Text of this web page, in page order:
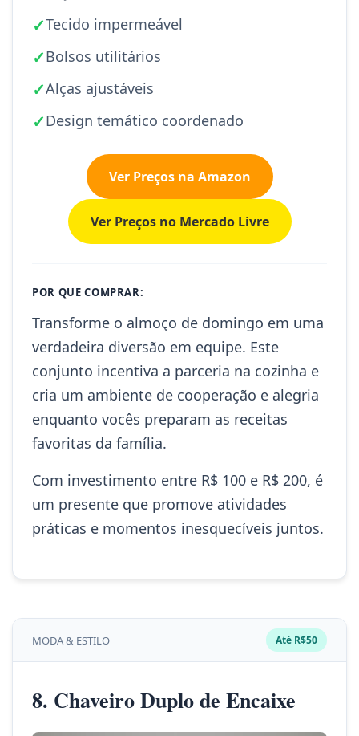
✓Tecido impermeável
✓Bolsos utilitários
✓Alças ajustáveis
✓Design temático coordenado
Ver Preços na Amazon
Ver Preços no Mercado Livre
POR QUE COMPRAR:
Transforme o almoço de domingo em uma
verdadeira diversão em equipe. Este
conjunto incentiva a parceria na cozinha e
cria um ambiente de cooperação e alegria
enquanto vocês preparam as receitas
favoritas da família.
Com investimento entre R$ 100 e R$ 200, é
um presente que promove atividades
práticas e momentos inesquecíveis juntos.
MODA & ESTILO Até R$50
8. Chaveiro Duplo de Encaixe